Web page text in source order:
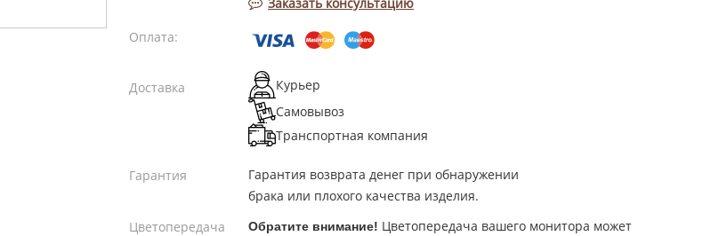
Оплата:
Доставка
Курьер
Самовывоз
Транспортная компания
Гарантия
Гарантия возврата денег при обнаружении
брака или плохого качества изделия.
Цветопередача
Обратите внимание! Цветопередача вашего монитора может